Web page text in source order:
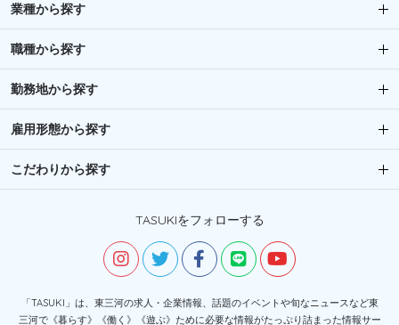
業種から探す
職種から探す
勤務地から探す
雇用形態から探す
こだわりから探す
TASUKIをフォローする
「TASUKI」は、東三河の求人・企業情報、話題のイベントや旬なニュースなど東
三河で《暮らす》《働く》《遊ぶ》ために必要な情報がたっぷり詰まった情報サー